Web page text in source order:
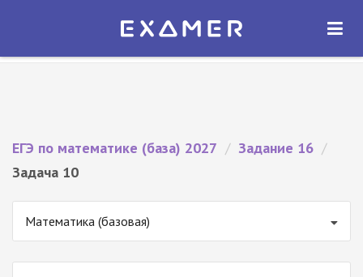
Экзамер — ЕГЭ 2027
ОТКРЫТЬ
ЕГЭ по математике (база) 2027 / Задание 16 /
Задача 10
Математика (базовая)